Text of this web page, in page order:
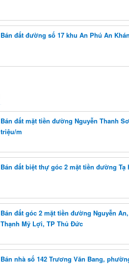
Bán đất đường số 17 khu An Phú An
Bán đất mặt tiền đường Nguyễn Thanh
triệu/m
Bán đất biệt thự góc 2 mặt tiền đường Tạ
Bán đất góc 2 mặt tiền đường Nguyễn
Thạnh Mỹ Lợi, TP Thủ Đức
Bán nhà số 142 Trương Văn Bang,